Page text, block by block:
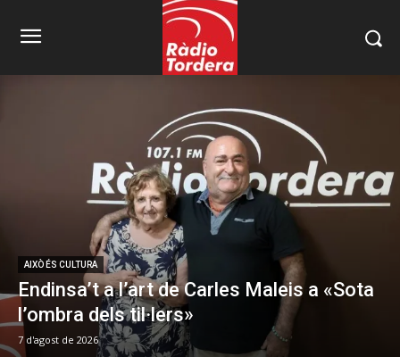
AIXÒ ÉS CULTURA
Endinsa’t a l’art de Carles Maleis a «Sota
l’ombra dels til·lers»
7 d'agost de 2026